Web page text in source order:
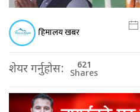
हिमालय खबर
शेयर गर्नुहोस: 621
Shares